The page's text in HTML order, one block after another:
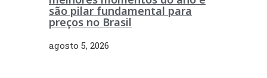
são pilar fundamental para
preços no Brasil
agosto 5, 2026